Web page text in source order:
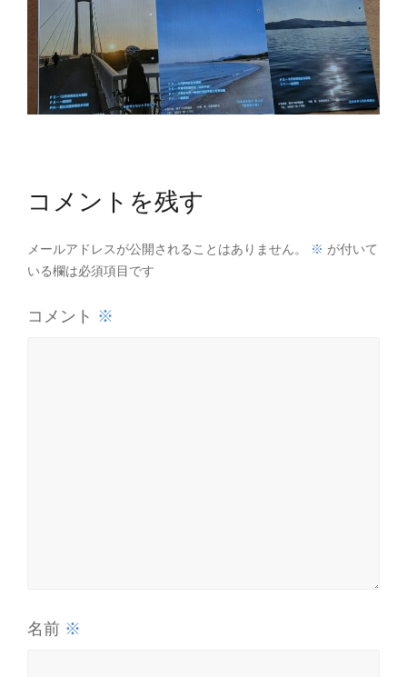
コメントを残す
メールアドレスが公開されることはありません。 ※ が付いて
いる欄は必須項目です
コメント ※
名前 ※